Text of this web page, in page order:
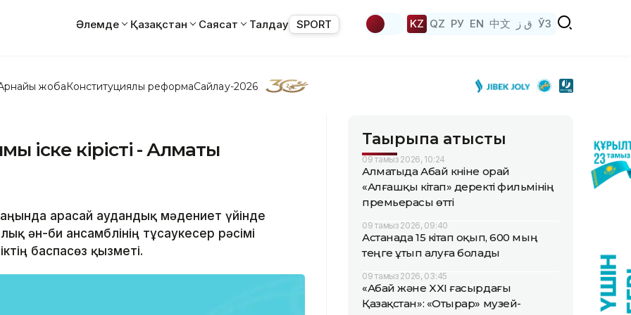
Әлемде Қазақстан Саясат Талдау SPORT KZ QZ РУ EN 中文 ق ز ЎЗ
жобаКонституциялық реформаСайлау-2026
іске кірісті - Алматы
Қарасай аудандық мәдениет үйінде
ән-би ансамблінің тұсаукесер рәсімі
баспасөз қызметі.
Тақырыпқа қатысты
09 тамыз 2026, 10:24
Алматыда Абай күніне орай
«Алғашқы кітап» деректі фильмінің
премьерасы өтті
09 тамыз 2026, 09:40
Астанада 15 кітап оқып, 600 мың
теңге ұтып алуға болады
09 тамыз 2026, 03:45
«Абай және XXI ғасырдағы
Қазақстан»: «Отырар» музей-